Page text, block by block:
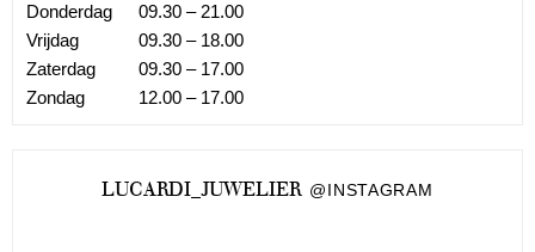
Donderdag
09.30 – 21.00
Vrijdag
09.30 – 18.00
Zaterdag
09.30 – 17.00
Zondag
12.00 – 17.00
LUCARDI_JUWELIER @INSTAGRAM